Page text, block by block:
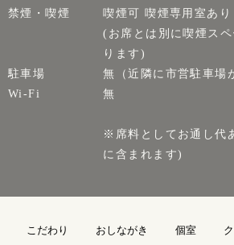
禁煙・喫煙
喫煙可 喫煙専用室あり
(お席とは別に喫煙ス
ります)
駐車場
無（近隣に市営駐車場
Wi-Fi
無
※席料としてお通し代
に含まれます)
こだわり おしながき 個室